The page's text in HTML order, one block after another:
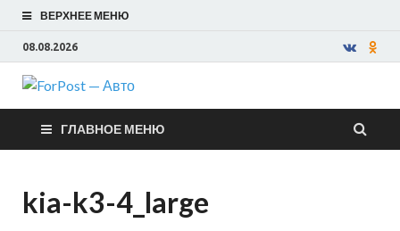
ВЕРХНЕЕ МЕНЮ
08.08.2026
ForPost —
Авто
ГЛАВНОЕ МЕНЮ
kia-k3-4_large